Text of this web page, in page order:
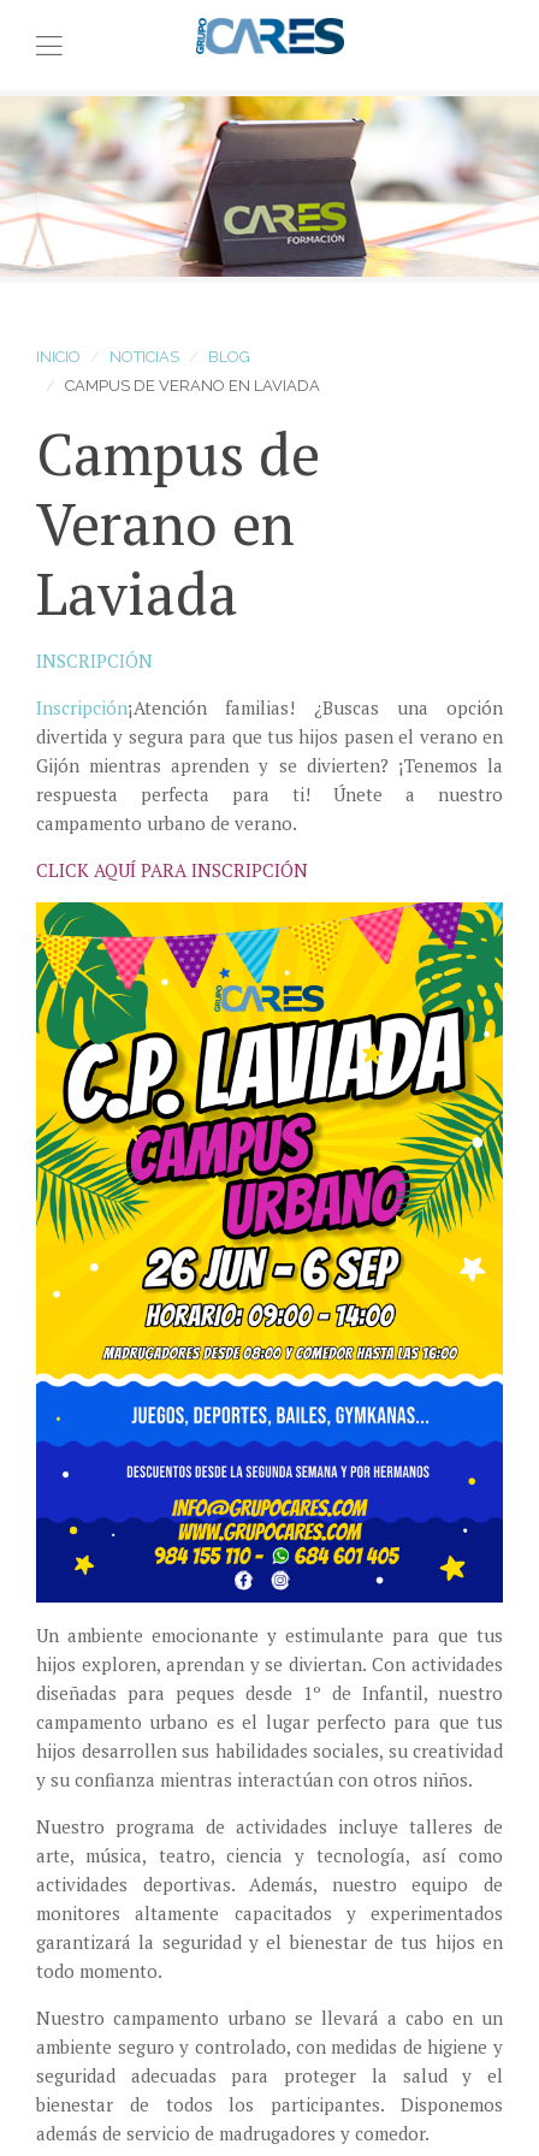
INICIO NOTICIAS
BLOG
CAMPUS DE VERANO EN LAVIADA
Campus de
Verano en
Laviada
INSCRIPCIÓN
Inscripción¡Atención familias! ¿Buscas una opción
divertida y segura para que tus hijos pasen el verano en
Gijón mientras aprenden y se divierten? ¡Tenemos la
respuesta perfecta para ti! Únete a nuestro
campamento urbano de verano.
CLICK AQUÍ PARA INSCRIPCIÓN
Un ambiente emocionante y estimulante para que tus
hijos exploren, aprendan y se diviertan. Con actividades
diseñadas para peques desde 1º de Infantil, nuestro
campamento urbano es el lugar perfecto para que tus
hijos desarrollen sus habilidades sociales, su creatividad
y su confianza mientras interactúan con otros niños.
Nuestro programa de actividades incluye talleres de
arte, música, teatro, ciencia y tecnología, así como
actividades deportivas. Además, nuestro equipo de
monitores altamente capacitados y experimentados
garantizará la seguridad y el bienestar de tus hijos en
todo momento.
Nuestro campamento urbano se llevará a cabo en un
ambiente seguro y controlado, con medidas de higiene y
seguridad adecuadas para proteger la salud y el
bienestar de todos los participantes. Disponemos
además de servicio de madrugadores y comedor.